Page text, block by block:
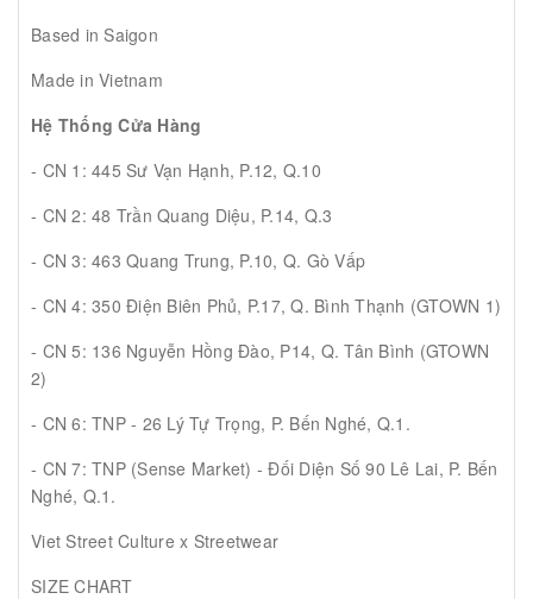
Based in Saigon
Made in Vietnam
Hệ Thống Cửa Hàng
- CN 1: 445 Sư Vạn Hạnh, P.12, Q.10
- CN 2: 48 Trần Quang Diệu, P.14, Q.3
- CN 3: 463 Quang Trung, P.10, Q. Gò Vấp
- CN 4: 350 Điện Biên Phủ, P.17, Q. Bình Thạnh (GTOWN 1)
- CN 5: 136 Nguyễn Hồng Đào, P14, Q. Tân Bình (GTOWN
2)
- CN 6: TNP - 26 Lý Tự Trọng, P. Bến Nghé, Q.1.
- CN 7: TNP (Sense Market) - Đối Diện Số 90 Lê Lai, P. Bến
Nghé, Q.1.
Viet Street Culture x Streetwear
SIZE CHART